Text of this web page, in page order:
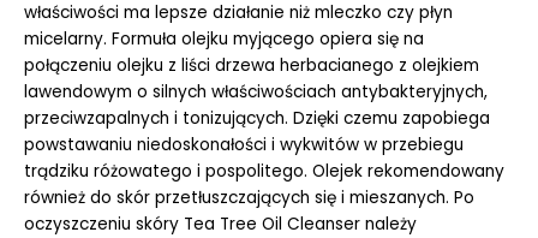
właściwości ma lepsze działanie niż mleczko czy płyn
micelarny. Formuła olejku myjącego opiera się na
połączeniu olejku z liści drzewa herbacianego z olejkiem
lawendowym o silnych właściwościach antybakteryjnych,
przeciwzapalnych i tonizujących. Dzięki czemu zapobiega
powstawaniu niedoskonałości i wykwitów w przebiegu
trądziku różowatego i pospolitego. Olejek rekomendowany
również do skór przetłuszczających się i mieszanych. Po
oczyszczeniu skóry Tea Tree Oil Cleanser należy